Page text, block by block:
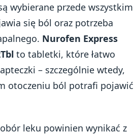
wybierane przede wszystkim
się ból oraz potrzeba
Nurofen Express
to tabletki, które łatwo
– szczególnie wtedy,
otoczeniu ból potrafi pojawić
leku powinien wynikać z